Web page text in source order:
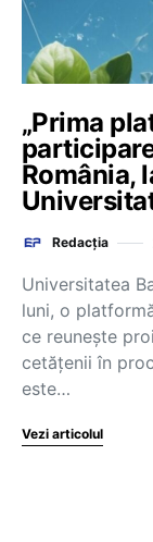
„Prima
România,
Redacția
Universitatea
luni, o
ce reunește
cetățenii în
este…
Vezi articolul